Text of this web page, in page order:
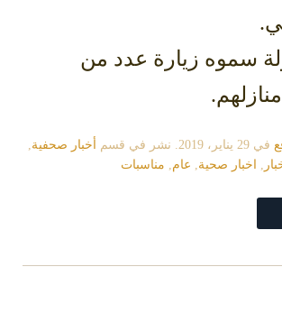
سموه زيارة عدد من
في 29 يناير، 2019 . نشر في قسم أخبار صحفية,
, اخبار صحية, عام, مناسبات